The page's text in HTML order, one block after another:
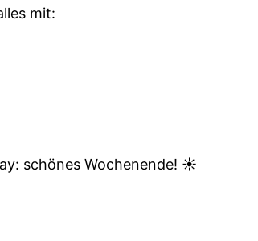
mit:
schönes Wochenende! ☀️